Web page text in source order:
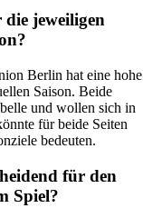
die jeweiligen
Berlin hat eine hohe
Saison. Beide
und wollen sich in
für beide Seiten
bedeuten.
für den
Spiel?